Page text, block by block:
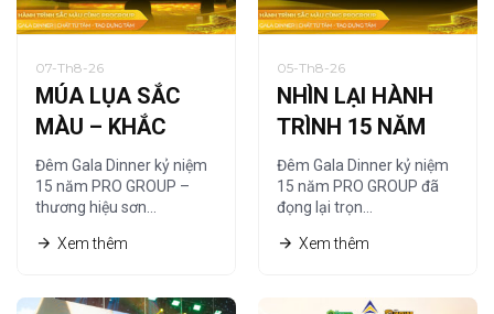
07-Th8-26
MÚA LỤA SẮC
MÀU – KHẮC
HỌA CHẤT RIÊNG
CỦA PRO GROUP
Đêm Gala Dinner kỷ niệm
15 năm PRO GROUP –
thương hiệu sơn…
Xem thêm
05-Th8-26
NHÌN LẠI HÀNH
TRÌNH 15 NĂM
QUA NGHỆ
THUẬT TRANH
CÁT
Đêm Gala Dinner kỷ niệm
15 năm PRO GROUP đã
đọng lại trọn…
Xem thêm